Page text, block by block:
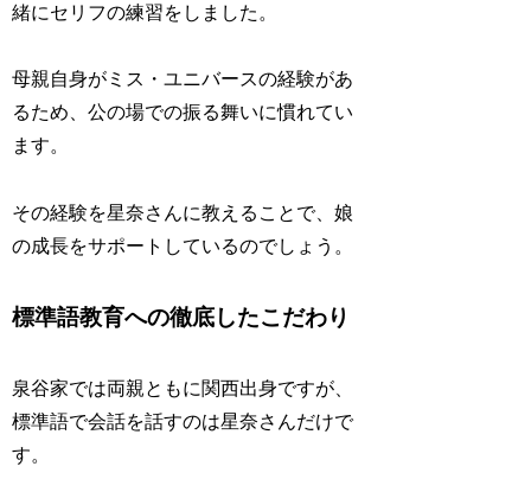
緒にセリフの練習をしました。
母親自身がミス・ユニバースの経験があ
るため、公の場での振る舞いに慣れてい
ます。
その経験を星奈さんに教えることで、娘
の成長をサポートしているのでしょう。
標準語教育への徹底したこだわり
泉谷家では両親ともに関西出身ですが、
標準語で会話を話すのは星奈さんだけで
す。